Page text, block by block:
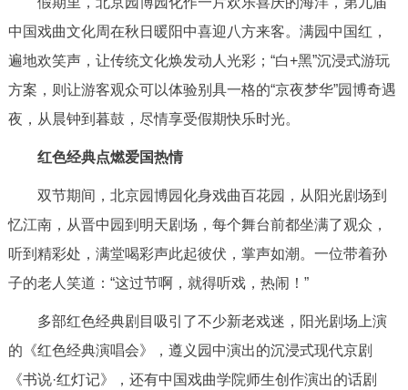
ENGLISH 한국어 日本語
DEUTSCH FRANÇAIS РУССКИЙ ЯЗЫК
ITALIANO
回到顶部
中国戏曲文化周在秋日暖阳中喜迎八方来客。满园中国红，
遍地欢笑声，让传统文化焕发动人光彩；“白+黑”沉浸式游玩
方案，则让游客观众可以体验别具一格的“京夜梦华”园博奇遇
夜，从晨钟到暮鼓，尽情享受假期快乐时光。
红色经典点燃爱国热情
双节期间，北京园博园化身戏曲百花园，从阳光剧场到
忆江南，从晋中园到明天剧场，每个舞台前都坐满了观众，
听到精彩处，满堂喝彩声此起彼伏，掌声如潮。一位带着孙
子的老人笑道：“这过节啊，就得听戏，热闹！”
多部红色经典剧目吸引了不少新老戏迷，阳光剧场上演
的《红色经典演唱会》，遵义园中演出的沉浸式现代京剧
《书说·红灯记》，还有中国戏曲学院师生创作演出的话剧